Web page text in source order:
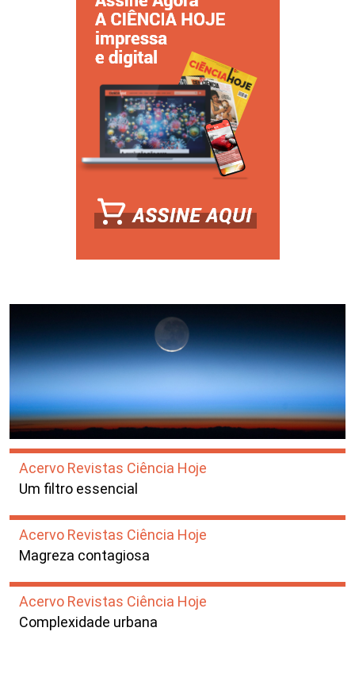
Acervo Revistas Ciência Hoje
Um filtro essencial
Acervo Revistas Ciência Hoje
Magreza contagiosa
Acervo Revistas Ciência Hoje
Complexidade urbana